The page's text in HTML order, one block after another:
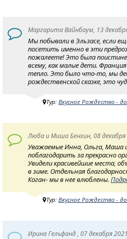
Маргарита Вайнбаум, 13
Мы побывали в Эльзасе, если
посетить именно в эти
пожалеете! Это была поистине
всему, как малые дети.
тепло. Это было что-то, мы
рождественской сказке, это
Тур: Вкусное Рождество -
Люба и Миша Бенхин, 08 декабря
Уважаемые Инна, Ольга, Маша
поблагодарить за прекрасно
Увидели красивейшие места,
в зиме. Отдельная
Коган- мы в нее влюблены.
Тур: Вкусное Рождество -
Ирина Гельфанд , 07 декабря 2021